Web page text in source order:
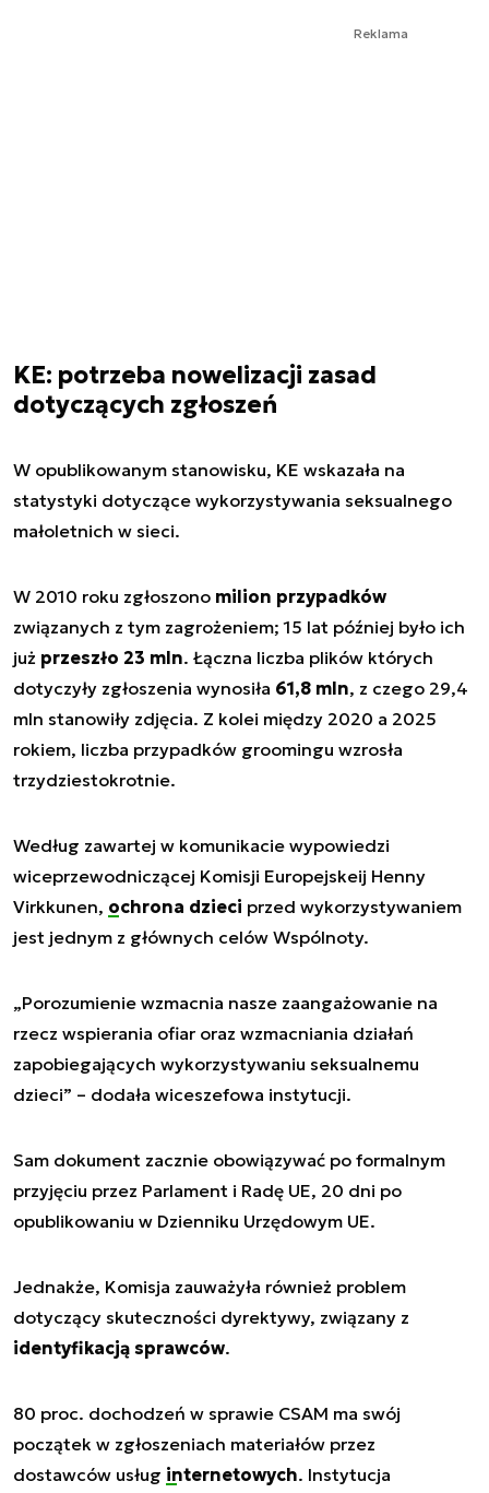
Reklama
KE: potrzeba nowelizacji zasad
dotyczących zgłoszeń
W opublikowanym stanowisku, KE wskazała na
statystyki dotyczące wykorzystywania seksualnego
małoletnich w sieci.
W 2010 roku zgłoszono milion przypadków
związanych z tym zagrożeniem; 15 lat później było ich
już przeszło 23 mln. Łączna liczba plików których
dotyczyły zgłoszenia wynosiła 61,8 mln, z czego 29,4
mln stanowiły zdjęcia. Z kolei między 2020 a 2025
rokiem, liczba przypadków groomingu wzrosła
trzydziestokrotnie.
Według zawartej w komunikacie wypowiedzi
wiceprzewodniczącej Komisji Europejskeij Henny
Virkkunen, ochrona dzieci przed wykorzystywaniem
jest jednym z głównych celów Wspólnoty.
„Porozumienie wzmacnia nasze zaangażowanie na
rzecz wspierania ofiar oraz wzmacniania działań
zapobiegających wykorzystywaniu seksualnemu
dzieci” – dodała wiceszefowa instytucji.
Sam dokument zacznie obowiązywać po formalnym
przyjęciu przez Parlament i Radę UE, 20 dni po
opublikowaniu w Dzienniku Urzędowym UE.
Jednakże, Komisja zauważyła również problem
dotyczący skuteczności dyrektywy, związany z
identyfikacją sprawców.
80 proc. dochodzeń w sprawie CSAM ma swój
początek w zgłoszeniach materiałów przez
dostawców usług internetowych. Instytucja